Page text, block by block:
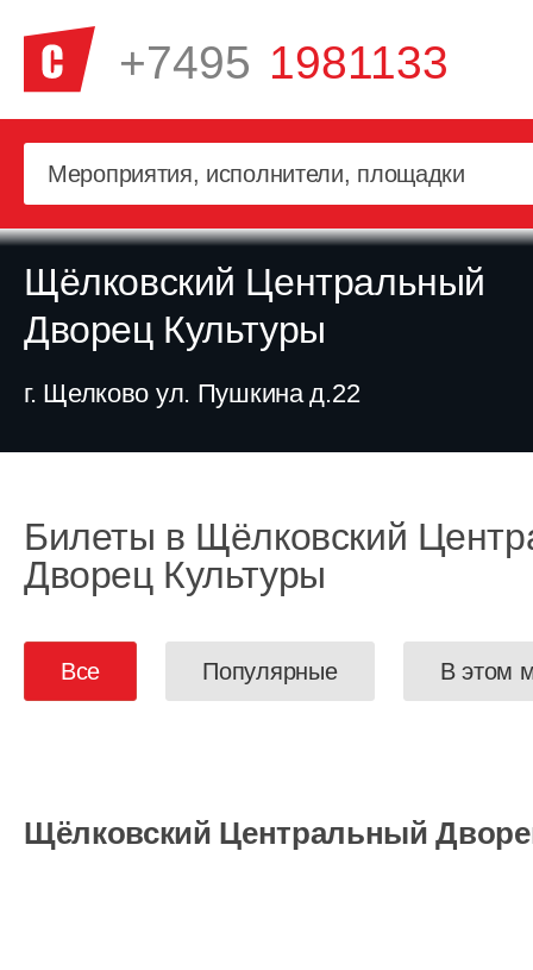
+7495 1981133
Щёлковский Центральный
Дворец Культуры
г. Щелково ул. Пушкина д.22
Билеты в Щёлковский
Дворец Культуры
Все Популярные В этом
Щёлковский Центральный